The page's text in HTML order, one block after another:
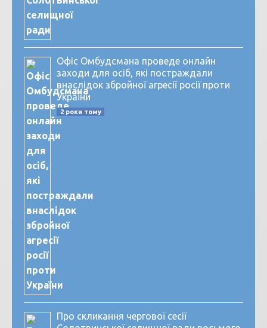
Офіс Омбудсмана проведе онлайн
заходи для осіб, які постраждали
внаслідок збройної агресії росії проти
України
2 роки тому
Про скликання чергової сесії